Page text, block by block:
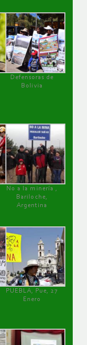
Defensoras de
Bolivia
No a la minería ,
Bariloche,
Argentina
PUEBLA, Pue, 27
Enero